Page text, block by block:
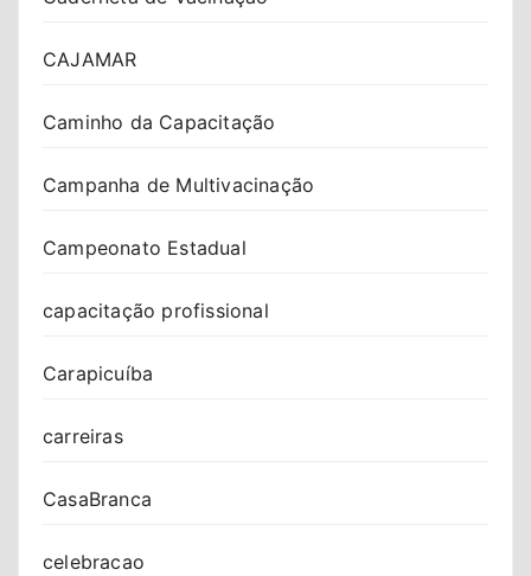
CAJAMAR
Caminho da Capacitação
Campanha de Multivacinação
Campeonato Estadual
capacitação profissional
Carapicuíba
carreiras
CasaBranca
celebracao